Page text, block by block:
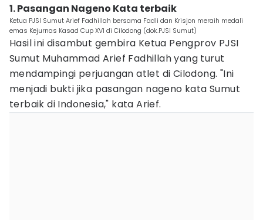
1. Pasangan Nageno Kata terbaik
Ketua PJSI Sumut Arief Fadhillah bersama Fadli dan Krisjon meraih medali
emas Kejurnas Kasad Cup XVI di Cilodong (dok.PJSI Sumut)
Hasil ini disambut gembira Ketua Pengprov PJSI
Sumut Muhammad Arief Fadhillah yang turut
mendampingi perjuangan atlet di Cilodong. "Ini
menjadi bukti jika pasangan nageno kata Sumut
terbaik di Indonesia," kata Arief.